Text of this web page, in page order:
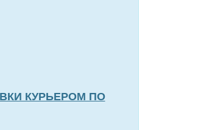
КУРЬЕРОМ ПО